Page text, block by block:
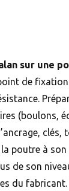
sur une
de
(boulons,
clés,
poutre à
de son
du